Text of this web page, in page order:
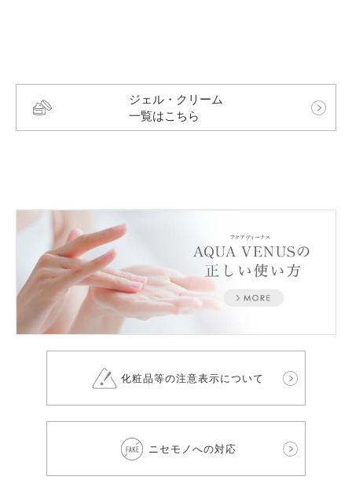
ジェル・クリーム
一覧はこちら
化粧品等の注意表示について
ニセモノへの対応